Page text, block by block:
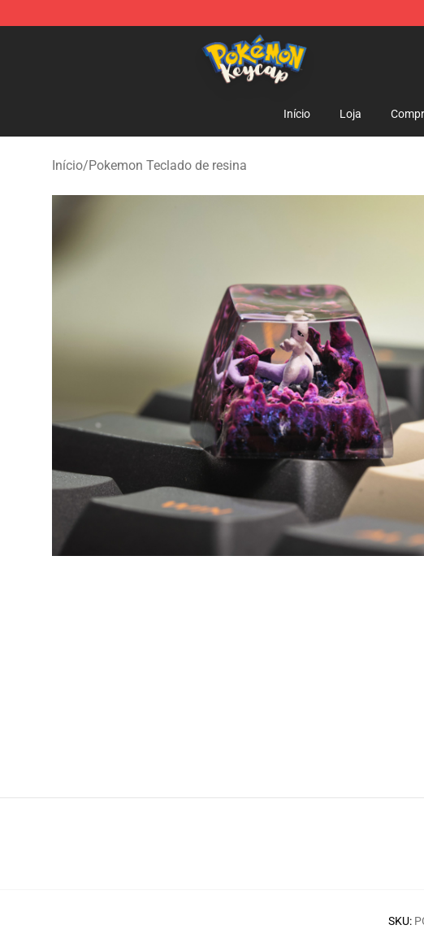
Pokemon Keycap Shop - The Best Store of Pokemon Keycaps
Início Loja
Início/Pokemon Teclado de resina
SKU: